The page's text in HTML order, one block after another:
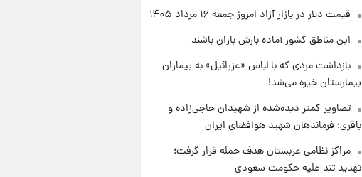
قیمت دلار در بازار آزاد امروز جمعه ۱۶ مرداد ۱۴۰۵
این مناطق کشور آماده بارش باران باشند
بازداشت مردی که با لباس «عزرائیل» به بیماران
بیمارستان خیره می‌شد!
تصاویر کمتر دیده‌شده از شهیدان حاجی‌زاده و
باقری؛ فرماندهان شهید هوافضای ایران
مراکز نظامی عربستان هدف حمله قرار گرفت؛
تهدید تند علیه حکومت سعودی